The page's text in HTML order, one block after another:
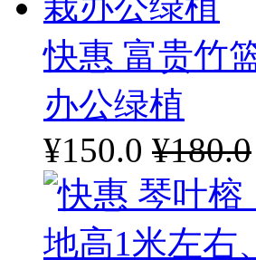
快惠 富贵竹
办公绿植
¥150.0 ¥180.0